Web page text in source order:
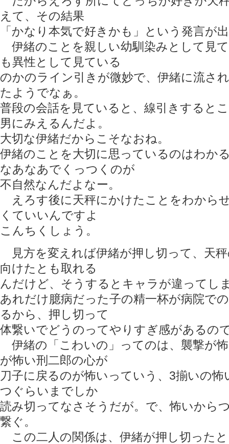
えて、その結果
「かなり本気で好きかも」という発言が
伊緒のことを親しい幼馴染みとして見
も異性として見ている
のかのライン引きが微妙で、伊緒に流さ
たようでなぁ。
普段の会話を見ていると、線引きすると
男にみえるんだよ。
大切な伊緒だからこそなおね。
伊緒のことを大切に思っているのはわか
なあなあでくっつくのが
不自然なんだよなー。
えろす後に天秤にかけたことをわから
くていいんですよ
こんちくしょう。
見方を変えれば伊緒が押し切って、天
向けたとも取れる
んだけど、そうするとキャラが違ってし
あれだけ臆病だった子の精一杯が病院で
るから、押し切って
体繋いでどうのってやりすぎ感があるの
伊緒の「こわいの」ってのは、襲撃が
が怖い刑二郎の心が
刀子に戻るのが怖いっていう、3揃いの怖
つぐらいまでしか
読み切ってなさそうだが。で、怖いから
繋ぐ。
この二人の関係は、伊緒が押し切った